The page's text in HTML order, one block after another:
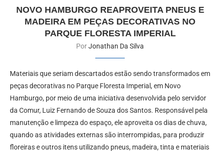
NOVO HAMBURGO REAPROVEITA PNEUS E
MADEIRA EM PEÇAS DECORATIVAS NO
PARQUE FLORESTA IMPERIAL
PorJonathan Da Silva
Materiais que seriam descartados estão sendo transformados em
peças decorativas no Parque Floresta Imperial, em Novo
Hamburgo, por meio de uma iniciativa desenvolvida pelo servidor
da Comur, Luiz Fernando de Souza dos Santos. Responsável pela
manutenção e limpeza do espaço, ele aproveita os dias de chuva,
quando as atividades externas são interrompidas, para produzir
floreiras e outros itens utilizando pneus, madeira, tinta e materiais